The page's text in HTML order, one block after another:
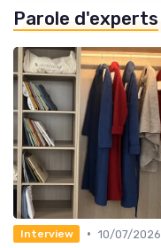
Parole d'experts
Interview • 10/07/2026